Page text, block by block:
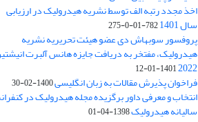
اخذ مجدد رتبه الف توسط نشریه هیدرولیک در ارزیابی
سال 1401 782-01-0-275
پروفسور سوبهاش دی عضو هیئت تحریریه نشریه
هیدرولیک، مفتخر به دریافت جایزه هانس آلبرت
2022
1401-01-12
فراخوان پذیرش مقالات به زبان انگلیسی1400-02-30
انتخاب و معرفی داور برگزیده مجله هیدرولیک در
سالیانه هیدرولیک1398-04-01